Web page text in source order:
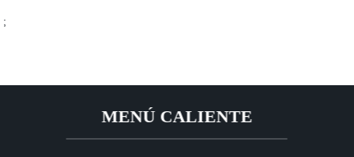
;
MENÚ CALIENTE